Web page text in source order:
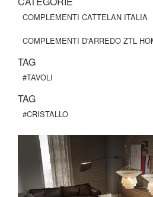
COMPLEMENTI CATTELAN ITALIA
COMPLEMENTI D'ARREDO ZTL
TAG
#TAVOLI
TAG
#CRISTALLO